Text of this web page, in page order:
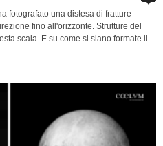
fotografato una distesa di fratture
fino all'orizzonte. Strutture del
scala. E su come si siano formate il